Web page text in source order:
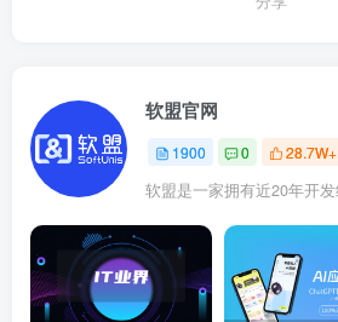
软盟官网
1900 0 28.7W+